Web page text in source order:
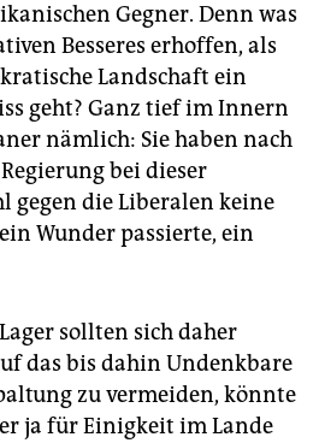
Gegner. Denn was
Besseres erhoffen, als
Landschaft ein
geht? Ganz tief im Innern
nämlich: Sie haben nach
bei dieser
gegen die Liberalen keine
Wunder passierte, ein
sollten sich daher
das bis dahin Undenkbare
zu vermeiden, könnte
ja für Einigkeit im Lande